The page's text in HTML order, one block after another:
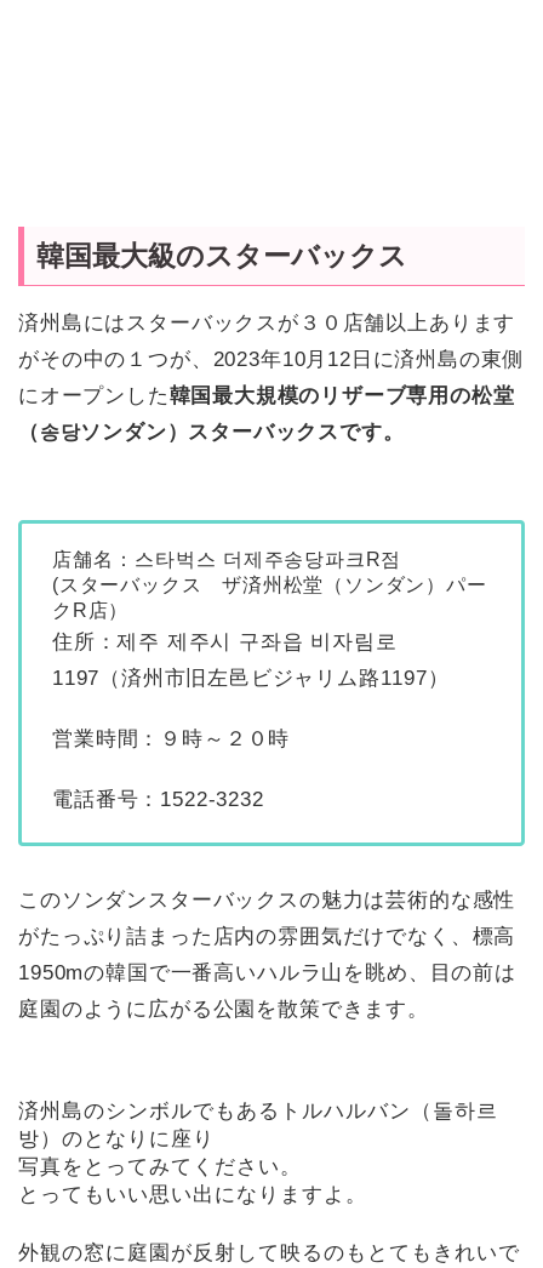
韓国最大級のスターバックス
済州島にはスターバックスが３０店舗以上あります
がその中の１つが、2023年10月12日に済州島の東側
にオープンした韓国最大規模のリザーブ専用の松堂
（ 송당ソンダン）スターバックスです。
店舗名：스타벅스 더제주송당파크R점
(スターバックス ザ済州松堂（ソンダン）パー
クR店）
住所：제주 제주시 구좌읍 비자림로
1197（済州市旧左邑ビジャリム路1197）
営業時間：９時～２０時
電話番号：1522-3232
このソンダンスターバックスの魅力は芸術的な感性
がたっぷり詰まった店内の雰囲気だけでなく、標高
1950mの韓国で一番高いハルラ山を眺め、目の前は
庭園のように広がる公園を散策できます。
済州島のシンボルでもあるトルハルバン（돌하르
방）のとなりに座り
写真をとってみてください。
とってもいい思い出になりますよ。
外観の窓に庭園が反射して映るのもとてもきれいで